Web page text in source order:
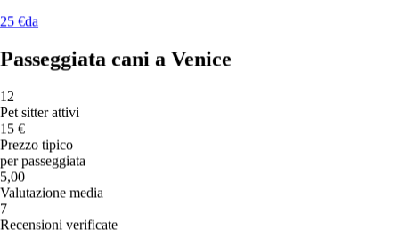
25 €da
Passeggiata cani a Venice
12
Pet sitter attivi
15 €
Prezzo tipico
per passeggiata
5,00
Valutazione media
7
Recensioni verificate